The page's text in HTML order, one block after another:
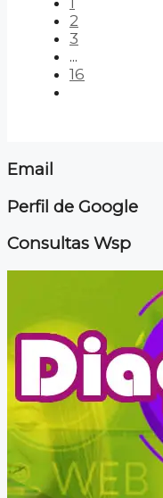
2
3
...
16
Email
Perfil de Google
Consultas Wsp